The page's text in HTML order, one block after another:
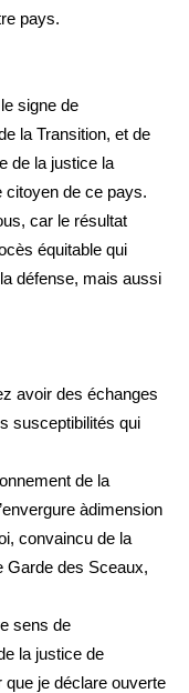
pays.
signe de
la Transition, et de
de la justice la
citoyen de ce pays.
car le résultat
équitable qui
défense, mais aussi
avoir des échanges
susceptibilités qui
de la
àdimension
convaincu de la
Garde des Sceaux,
sens de
la justice de
que je déclare ouverte